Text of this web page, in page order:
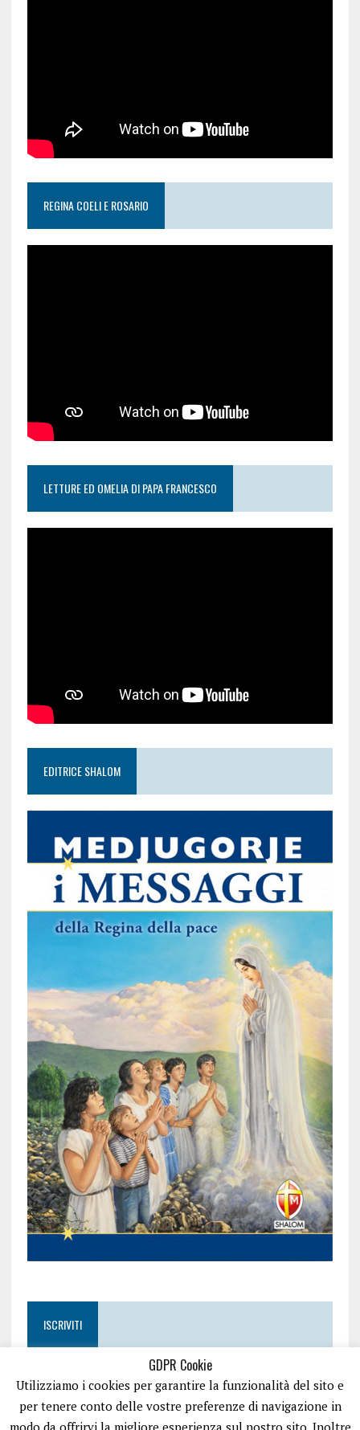
REGINA COELI E ROSARIO
LETTURE ED OMELIA DI PAPA FRANCESCO
EDITRICE SHALOM
ISCRIVITI
GDPR Cookie
Utilizziamo i cookies per garantire la funzionalità del sito e
per tenere conto delle vostre preferenze di navigazione in
modo da offrirvi la migliore esperienza sul nostro sito. Inoltre